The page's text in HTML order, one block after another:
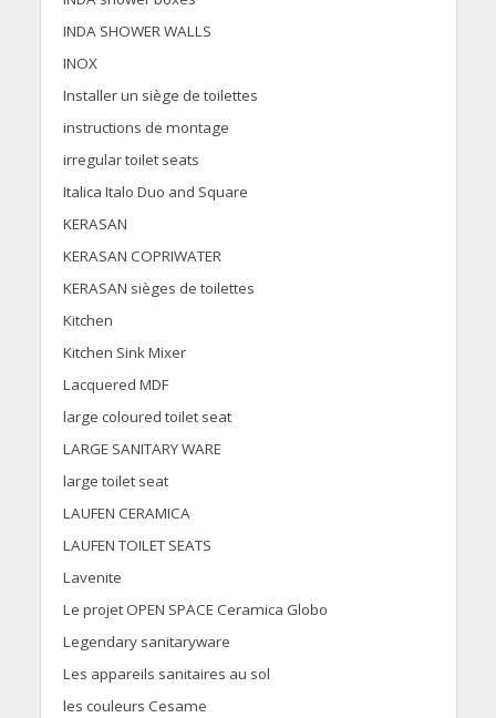
INDA SHOWER WALLS
INOX
Installer un siège de toilettes
instructions de montage
irregular toilet seats
Italica Italo Duo and Square
KERASAN
KERASAN COPRIWATER
KERASAN sièges de toilettes
Kitchen
Kitchen Sink Mixer
Lacquered MDF
large coloured toilet seat
LARGE SANITARY WARE
large toilet seat
LAUFEN CERAMICA
LAUFEN TOILET SEATS
Lavenite
Le projet OPEN SPACE Ceramica Globo
Legendary sanitaryware
Les appareils sanitaires au sol
les couleurs Cesame